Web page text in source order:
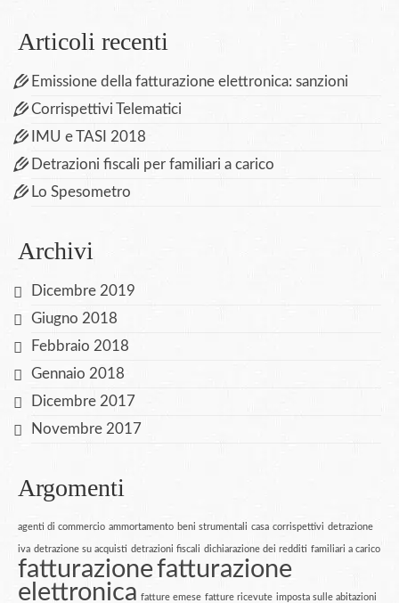
Articoli recenti
Emissione della fatturazione elettronica: sanzioni
Corrispettivi Telematici
IMU e TASI 2018
Detrazioni fiscali per familiari a carico
Lo Spesometro
Archivi
Dicembre 2019
Giugno 2018
Febbraio 2018
Gennaio 2018
Dicembre 2017
Novembre 2017
Argomenti
agenti di commercio ammortamento beni strumentali casa corrispettivi detrazione
iva detrazione su acquisti detrazioni fiscali dichiarazione dei redditi familiari a carico
fatturazionefatturazione
elettronica fatture emese fatture ricevute imposta sulle abitazioni